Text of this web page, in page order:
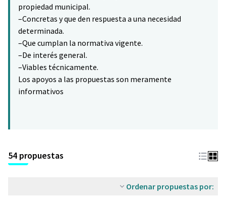
propiedad municipal.
–Concretas y que den respuesta a una necesidad
determinada.
–Que cumplan la normativa vigente.
–De interés general.
–Viables técnicamente.
Los apoyos a las propuestas son meramente
informativos
54 propuestas
Ordenar propuestas por: